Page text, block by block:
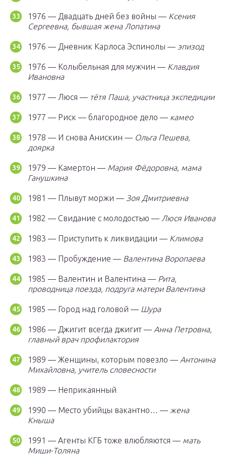
1976 — Двадцать дней без войны — Ксения
Сергеевна, бывшая жена Лопатина
1976 — Дневник Карлоса Эспинолы — эпизод
1976 — Колыбельная для мужчин — Клавдия
Ивановна
1977 — Люся — тётя Паша, участница экспедиции
1977 — Риск — благородное дело — камео
1978 — И снова Анискин — Ольга Пешева,
доярка
1979 — Камертон — Мария Фёдоровна, мама
Ганушкина
1981 — Плывут моржи — Зоя Дмитриевна
1982 — Свидание с молодостью — Люся Иванова
1983 — Приступить к ликвидации — Климова
1983 — Пробуждение — Валентина Воропаева
1985 — Валентин и Валентина — Рита,
проводница поезда, подруга матери Валентина
1985 — Город над головой — Шура
1986 — Джигит всегда джигит — Анна Петровна,
главный врач профилактория
1989 — Женщины, которым повезло — Антонина
Михайловна, учитель словесности
1989 — Неприкаянный
1990 — Место убийцы вакантно… — жена
Кныша
1991 — Агенты КГБ тоже влюбляются — мать
Миши-Толяна